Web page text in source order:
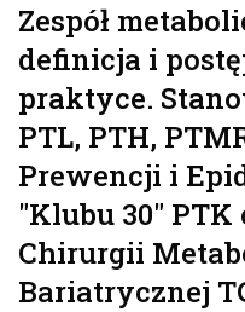
Zespół
definicja i
praktyce.
PTL, PTH,
Prewencji i
"Klubu 30"
Chirurgii
Bariatrycznej